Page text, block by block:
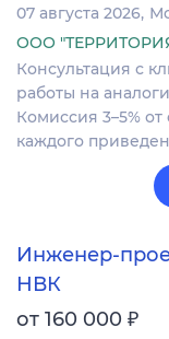
07 августа 2026
ООО
Консультация с
работы на
Комиссия 3–5%
каждого
Инженер-
НВК
от 160 000 ₽